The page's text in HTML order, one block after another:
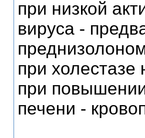
при низкой
вируса -
при
при
печени -